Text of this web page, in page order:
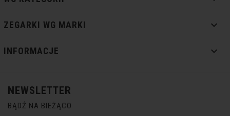
ZEGARKI WG MARKI 
INFORMACJE 
NEWSLETTER
BĄDŹ NA BIEŻĄCO